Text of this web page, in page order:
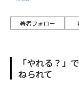
著者フォロー
「やれる？」
ねられて